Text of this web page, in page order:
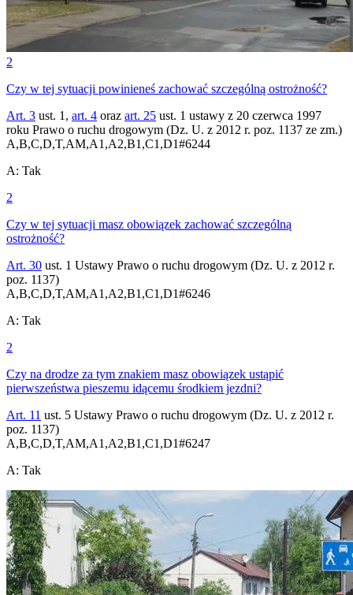
2
Czy w tej sytuacji powinieneś zachować szczególną ostrożność?
Art. 3 ust. 1, art. 4 oraz art. 25 ust. 1 ustawy z 20 czerwca 1997
roku Prawo o ruchu drogowym (Dz. U. z 2012 r. poz. 1137 ze zm.)
A,B,C,D,T,AM,A1,A2,B1,C1,D1#6244
A: Tak
2
Czy w tej sytuacji masz obowiązek zachować szczególną
ostrożność?
Art. 30 ust. 1 Ustawy Prawo o ruchu drogowym (Dz. U. z 2012 r.
poz. 1137)
A,B,C,D,T,AM,A1,A2,B1,C1,D1#6246
A: Tak
2
Czy na drodze za tym znakiem masz obowiązek ustąpić
pierwszeństwa pieszemu idącemu środkiem jezdni?
Art. 11 ust. 5 Ustawy Prawo o ruchu drogowym (Dz. U. z 2012 r.
poz. 1137)
A,B,C,D,T,AM,A1,A2,B1,C1,D1#6247
A: Tak